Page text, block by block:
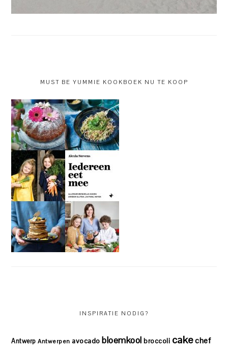
MUST BE YUMMIE KOOKBOEK NU TE KOOP
INSPIRATIE NODIG?
Antwerp Antwerpen avocado bloemkool broccoli cakechef